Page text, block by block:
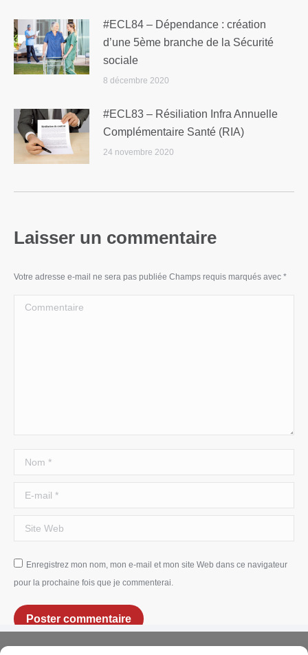
#ECL84 – Dépendance : création
d’une 5ème branche de la Sécurité
sociale
8 décembre 2020
#ECL83 – Résiliation Infra Annuelle
Complémentaire Santé (RIA)
24 novembre 2020
Laisser un commentaire
Votre adresse e-mail ne sera pas publiée Champs requis marqués avec *
Commentaire
Nom *
E-mail *
Site Web
Enregistrez mon nom, mon e-mail et mon site Web dans ce navigateur
pour la prochaine fois que je commenterai.
Poster commentaire